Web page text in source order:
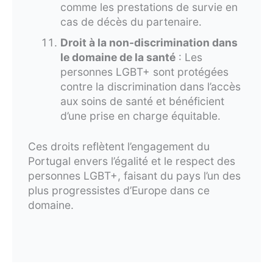
comme les prestations de survie en
cas de décès du partenaire.
Droit à la non-discrimination dans
le domaine de la santé: Les
personnes LGBT+ sont protégées
contre la discrimination dans l’accès
aux soins de santé et bénéficient
d’une prise en charge équitable.
Ces droits reflètent l’engagement du
Portugal envers l’égalité et le respect des
personnes LGBT+, faisant du pays l’un des
plus progressistes d’Europe dans ce
domaine.